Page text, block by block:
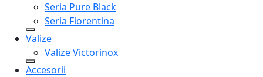
Seria Pure Black
Seria Fiorentina
Valize
Valize Victorinox
Accesorii